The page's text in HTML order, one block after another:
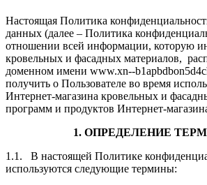
Настоящая Политика
данных (далее – Политика
отношении всей информации, которую
кровельных и фасадных материалов,
доменном имени www.xn--
получить о Пользователе во время
Интернет-магазина кровельных и
программ и продуктов Интернет-
1. ОПРЕДЕЛЕНИЕ
1.1. В настоящей Политике
используются следующие термины: